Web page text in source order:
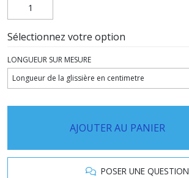
Sélectionnez votre option
LONGUEUR SUR MESURE
AJOUTER AU PANIER
POSER UNE QUESTION